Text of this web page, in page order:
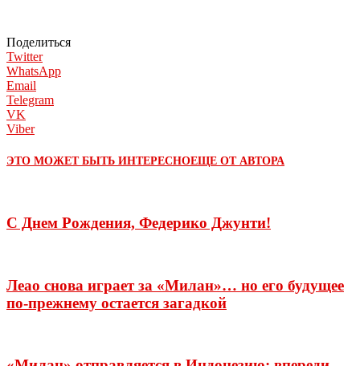
Поделиться
Twitter
WhatsApp
Email
Telegram
VK
Viber
ЭТО МОЖЕТ БЫТЬ ИНТЕРЕСНОЕЩЕ ОТ АВТОРА
С Днем Рождения, Федерико Джунти!
Леао снова играет за «Милан»… но его будущее
по-прежнему остается загадкой